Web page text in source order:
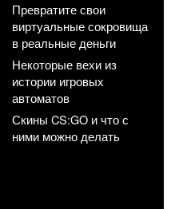
Превратите свои
виртуальные сокровища
в реальные деньги
Некоторые вехи из
истории игровых
автоматов
Скины CS:GO и что с
ними можно делать